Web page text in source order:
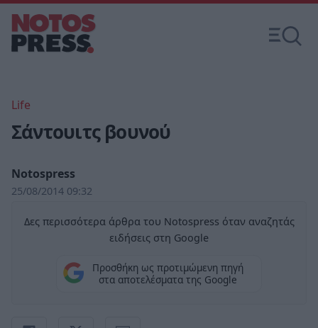
Life
Σάντουιτς βουνού
Notospress
25/08/2014 09:32
Δες περισσότερα άρθρα του Notospress όταν αναζητάς
ειδήσεις στη Google
Προσθήκη ως προτιμώμενη πηγή
στα αποτελέσματα της Google